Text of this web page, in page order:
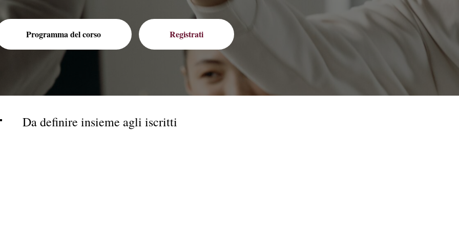
Programma del corso Registrati
Da definire insieme agli iscritti